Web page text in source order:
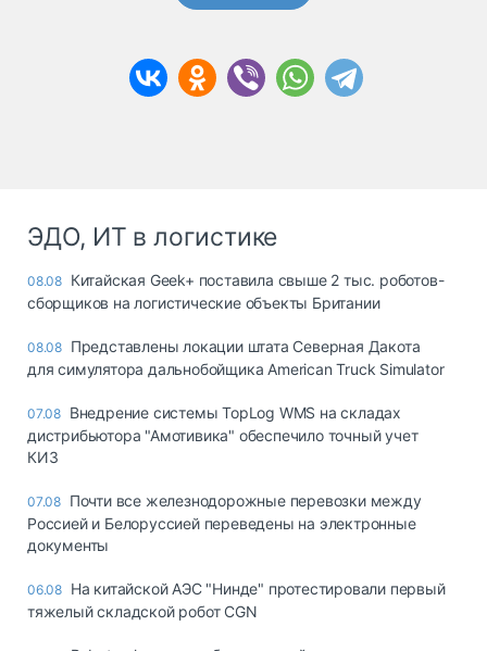
ЭДО, ИТ в логистике
08.08 Китайская Geek+ поставила свыше 2 тыс. роботов-
сборщиков на логистические объекты Британии
08.08 Представлены локации штата Северная Дакота
для симулятора дальнобойщика American Truck Simulator
07.08 Внедрение системы TopLog WMS на складах
дистрибьютора "Амотивика" обеспечило точный учет
КИЗ
07.08 Почти все железнодорожные перевозки между
Россией и Белоруссией переведены на электронные
документы
06.08 На китайской АЭС "Нинде" протестировали первый
тяжелый складской робот CGN